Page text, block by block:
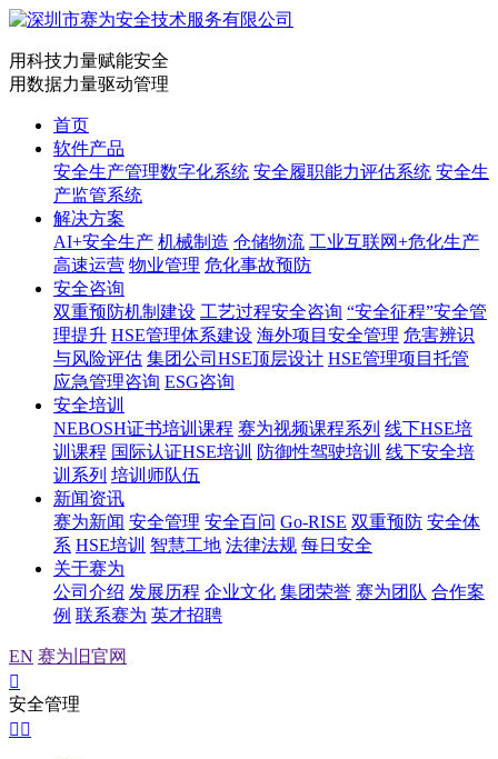
用科技力量赋能安全
用数据力量驱动管理
首页
软件产品
安全生产管理数字化系统 安全履职能力评估系统 安全生
产监管系统
解决方案
AI+安全生产 机械制造 仓储物流 工业互联网+危化生产
高速运营 物业管理 危化事故预防
安全咨询
双重预防机制建设 工艺过程安全咨询 “安全征程”安全管
理提升 HSE管理体系建设 海外项目安全管理 危害辨识
与风险评估 集团公司HSE顶层设计 HSE管理项目托管
应急管理咨询 ESG咨询
安全培训
NEBOSH证书培训课程 赛为视频课程系列 线下HSE培
训课程 国际认证HSE培训 防御性驾驶培训 线下安全培
训系列 培训师队伍
新闻资讯
赛为新闻 安全管理 安全百问 Go-RISE 双重预防 安全体
系 HSE培训 智慧工地 法律法规 每日安全
关于赛为
公司介绍 发展历程 企业文化 集团荣誉 赛为团队 合作案
例 联系赛为 英才招聘
EN 赛为旧官网

安全管理
 